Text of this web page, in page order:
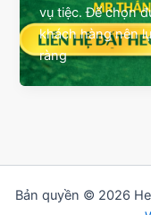
vụ tiệc. Để chọn
khách hàng nên
ràng
Bản quyền © 2026